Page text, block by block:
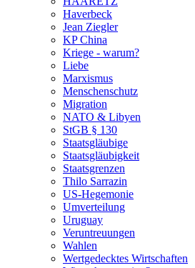
Haverbeck
Jean Ziegler
KP China
Kriege - warum?
Liebe
Marxismus
Menschenschutz
Migration
NATO & Libyen
StGB § 130
Staatsgläubige
Staatsgläubigkeit
Staatsgrenzen
Thilo Sarrazin
US-Hegemonie
Umverteilung
Uruguay
Veruntreuungen
Wahlen
Wertgedecktes Wirtschaften